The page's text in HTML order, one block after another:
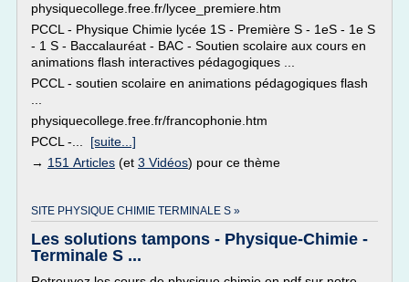
physiquecollege.free.fr/lycee_premiere.htm
PCCL - Physique Chimie lycée 1S - Première S - 1eS - 1e S
- 1 S - Baccalauréat - BAC - Soutien scolaire aux cours en
animations flash interactives pédagogiques ...
PCCL - soutien scolaire en animations pédagogiques flash
physiquecollege.free.fr/francophonie.htm
PCCL -... [suite...]
→ 151 Articles (et 3 Vidéos) pour ce thème
SITE PHYSIQUE CHIMIE TERMINALE S »
Les solutions tampons - Physique-Chimie -
Terminale S ...